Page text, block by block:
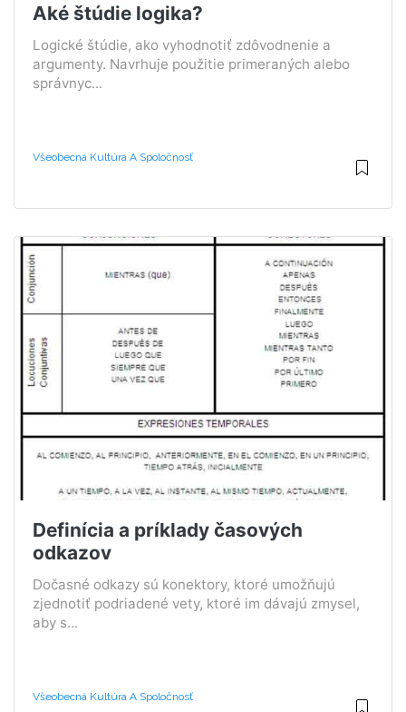
Aké štúdie logika?
Logické štúdie, ako vyhodnotiť zdôvodnenie a
argumenty. Navrhuje použitie primeraných alebo
správnyc...
Všeobecná Kultúra A Spoločnosť
Definícia a príklady časových
odkazov
Dočasné odkazy sú konektory, ktoré umožňujú
zjednotiť podriadené vety, ktoré im dávajú zmysel,
aby s...
Všeobecná Kultúra A Spoločnosť